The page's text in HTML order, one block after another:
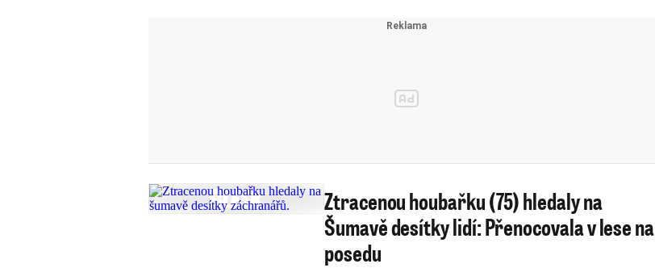
Ztracenou houbařku (75) hledaly na
Šumavě desítky lidí: Přenocovala v lese na
posedu